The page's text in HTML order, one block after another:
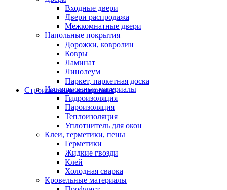
Входные двери
Двери распродажа
Межкомнатные двери
Напольные покрытия
Дорожки, ковролин
Ковры
Ламинат
Линолеум
Паркет, паркетная доска
Строительные материалы
Изоляционные материалы
Гидроизоляция
Пароизоляция
Теплоизоляция
Уплотнитель для окон
Клеи, герметики, пены
Герметики
Жидкие гвозди
Клей
Холодная сварка
Кровельные материалы